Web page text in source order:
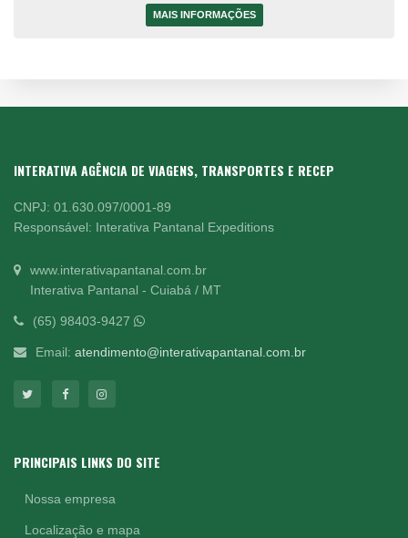
MAIS INFORMAÇÕES
INTERATIVA AGÊNCIA DE VIAGENS, TRANSPORTES E RECEP
CNPJ: 01.630.097/0001-89
Responsável: Interativa Pantanal Expeditions
www.interativapantanal.com.br
Interativa Pantanal - Cuiabá / MT
(65) 98403-9427
Email: atendimento@interativapantanal.com.br
PRINCIPAIS LINKS DO SITE
Nossa empresa
Localização e mapa